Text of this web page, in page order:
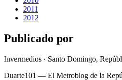
2011
2012
Publicado por
Invermedios · Santo Domingo,
Duarte101 — El Metroblog de la